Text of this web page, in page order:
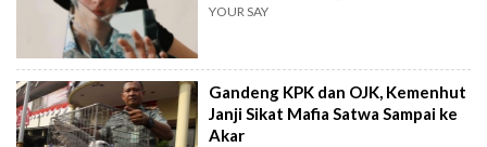
YOUR SAY
Gandeng KPK dan OJK, Kemenhut
Janji Sikat Mafia Satwa Sampai ke
Akar